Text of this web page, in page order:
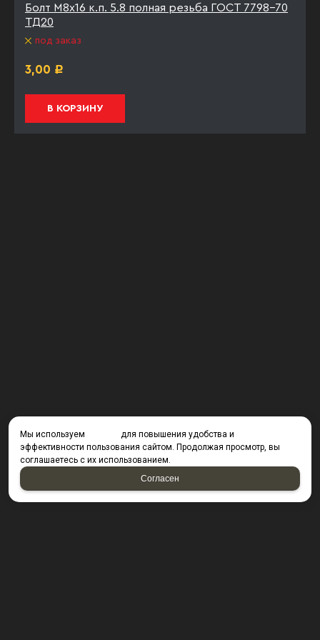
Болт М8х16 к.п. 5.8 полная резьба ГОСТ 7798-70
ТД20
под заказ
3,00 Р
В КОРЗИНУ
Мы используем
для повышения удобства и
эффективности пользования сайтом. Продолжая просмотр, вы
соглашаетесь с их использованием.
Согласен